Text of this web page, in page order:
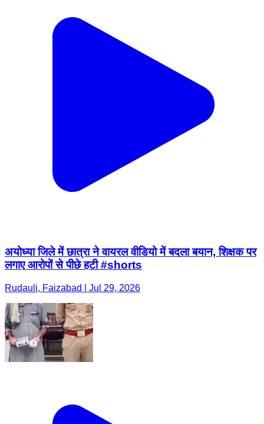
अयोध्या जिले में छात्रा ने वायरल वीडियो में बदला बयान, शिक्षक पर
लगाए आरोपों से पीछे हटी #shorts
Rudauli, Faizabad | Jul 29, 2026